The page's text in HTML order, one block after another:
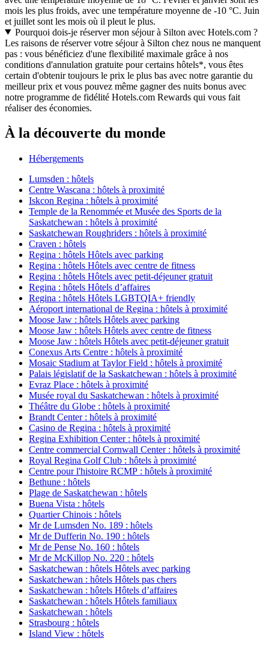
mois les plus froids, avec une température moyenne de -10 °C. Juin
et juillet sont les mois où il pleut le plus.
Pourquoi dois-je réserver mon séjour à Silton avec Hotels.com ?
Les raisons de réserver votre séjour à Silton chez nous ne manquent
pas : vous bénéficiez d'une flexibilité maximale grâce à nos
conditions d'annulation gratuite pour certains hôtels*, vous êtes
certain d'obtenir toujours le prix le plus bas avec notre garantie du
meilleur prix et vous pouvez même gagner des nuits bonus avec
notre programme de fidélité Hotels.com Rewards qui vous fait
réaliser des économies.
À la découverte du monde
Hébergements
Lumsden : hôtels
Centre Wascana : hôtels à proximité
Iskcon Regina : hôtels à proximité
Temple de la Renommée et Musée des Sports de la
Saskatchewan : hôtels à proximité
Saskatchewan Roughriders : hôtels à proximité
Craven : hôtels
Regina : hôtels Hôtels avec parking
Regina : hôtels Hôtels avec centre de fitness
Regina : hôtels Hôtels avec petit-déjeuner gratuit
Regina : hôtels Hôtels d’affaires
Regina : hôtels Hôtels LGBTQIA+ friendly
Aéroport international de Regina : hôtels à proximité
Moose Jaw : hôtels Hôtels avec parking
Moose Jaw : hôtels Hôtels avec centre de fitness
Moose Jaw : hôtels Hôtels avec petit-déjeuner gratuit
Conexus Arts Centre : hôtels à proximité
Mosaic Stadium at Taylor Field : hôtels à proximité
Palais législatif de la Saskatchewan : hôtels à proximité
Evraz Place : hôtels à proximité
Musée royal du Saskatchewan : hôtels à proximité
Théâtre du Globe : hôtels à proximité
Brandt Center : hôtels à proximité
Casino de Regina : hôtels à proximité
Regina Exhibition Center : hôtels à proximité
Centre commercial Cornwall Center : hôtels à proximité
Royal Regina Golf Club : hôtels à proximité
Centre pour l'histoire RCMP : hôtels à proximité
Bethune : hôtels
Plage de Saskatchewan : hôtels
Buena Vista : hôtels
Quartier Chinois : hôtels
Mr de Lumsden No. 189 : hôtels
Mr de Dufferin No. 190 : hôtels
Mr de Pense No. 160 : hôtels
Mr de McKillop No. 220 : hôtels
Saskatchewan : hôtels Hôtels avec parking
Saskatchewan : hôtels Hôtels pas chers
Saskatchewan : hôtels Hôtels d’affaires
Saskatchewan : hôtels Hôtels familiaux
Saskatchewan : hôtels
Strasbourg : hôtels
Island View : hôtels